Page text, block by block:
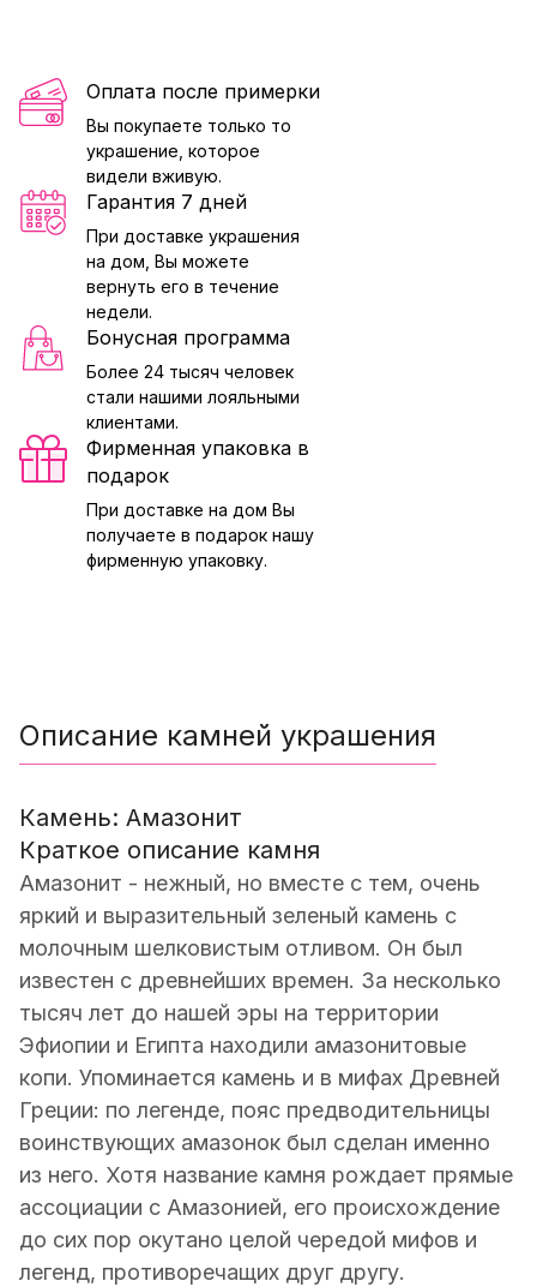
Оплата после примерки
Вы покупаете только то
украшение, которое
видели вживую.
Гарантия 7 дней
При доставке украшения
на дом, Вы можете
вернуть его в течение
недели.
Бонусная программа
Более 24 тысяч человек
стали нашими лояльными
клиентами.
Фирменная упаковка в
подарок
При доставке на дом Вы
получаете в подарок нашу
фирменную упаковку.
Описание камней украшения
Камень: Амазонит
Краткое описание камня
Амазонит - нежный, но вместе с тем, очень
яркий и выразительный зеленый камень с
молочным шелковистым отливом. Он был
известен с древнейших времен. За несколько
тысяч лет до нашей эры на территории
Эфиопии и Египта находили амазонитовые
копи. Упоминается камень и в мифах Древней
Греции: по легенде, пояс предводительницы
воинствующих амазонок был сделан именно
из него. Хотя название камня рождает прямые
ассоциации с Амазонией, его происхождение
до сих пор окутано целой чередой мифов и
легенд, противоречащих друг другу.